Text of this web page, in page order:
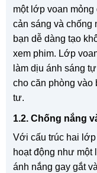
một lớp voan
cản sáng và chống
bạn dễ dàng tạo
xem phim. Lớp
làm dịu ánh sáng
cho căn phòng vào
tư.
1.2. Chống nắng
Với cấu trúc hai
hoạt động như một
ánh nắng gay gắt